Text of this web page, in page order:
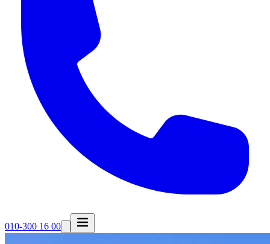
010-300 16 00